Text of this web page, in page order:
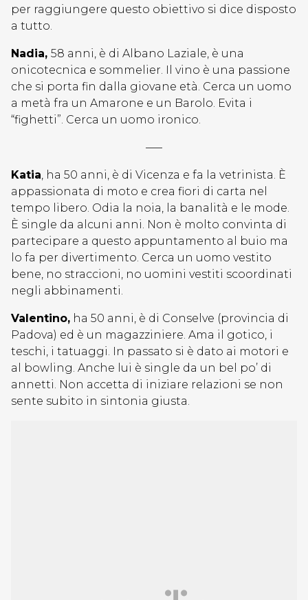
per raggiungere questo obiettivo si dice disposto
a tutto.
Nadia, 58 anni, è di Albano Laziale, è una
onicotecnica e sommelier. Il vino è una passione
che si porta fin dalla giovane età. Cerca un uomo
a metà fra un Amarone e un Barolo. Evita i
“fighetti”. Cerca un uomo ironico.
—–
Katia, ha 50 anni, è di Vicenza e fa la vetrinista. È
appassionata di moto e crea fiori di carta nel
tempo libero. Odia la noia, la banalità e le mode.
È single da alcuni anni. Non è molto convinta di
partecipare a questo appuntamento al buio ma
lo fa per divertimento. Cerca un uomo vestito
bene, no straccioni, no uomini vestiti scoordinati
negli abbinamenti.
Valentino, ha 50 anni, è di Conselve (provincia di
Padova) ed è un magazziniere. Ama il gotico, i
teschi, i tatuaggi. In passato si è dato ai motori e
al bowling. Anche lui è single da un bel po’ di
annetti. Non accetta di iniziare relazioni se non
sente subito in sintonia giusta.